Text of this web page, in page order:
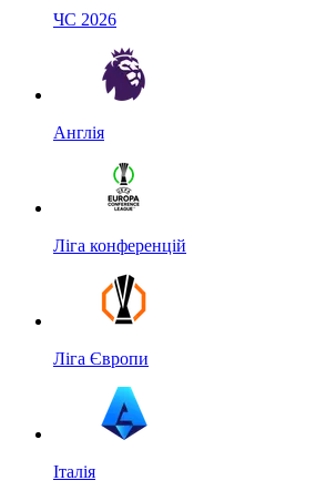
ЧС 2026
Англія
Ліга конференцій
Ліга Європи
Італія